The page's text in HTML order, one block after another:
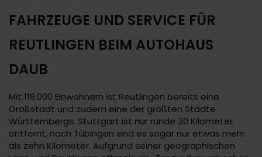
FAHRZEUGE UND SERVICE FÜR
REUTLINGEN BEIM AUTOHAUS
DAUB
Mit 116.000 Einwohnern ist Reutlingen bereits eine
Großstadt und zudem eine der größten Städte
Württembergs. Stuttgart ist nur runde 30 Kilometer
entfernt, nach Tübingen sind es sogar nur etwas mehr
als zehn Kilometer. Aufgrund seiner geographischen